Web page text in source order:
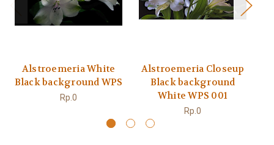
Alstroemeria White
Black background WPS
Rp.0
Alstroemeria Closeup
Black background
White WPS 001
Rp.0